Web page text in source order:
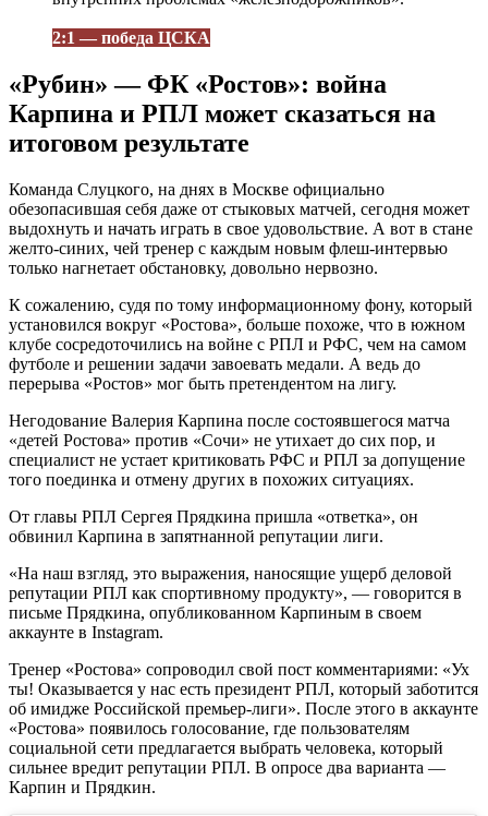
2:1 — победа ЦСКА
«Рубин» — ФК «Ростов»: война
Карпина и РПЛ может сказаться на
итоговом результате
Команда Слуцкого, на днях в Москве официально
обезопасившая себя даже от стыковых матчей, сегодня может
выдохнуть и начать играть в свое удовольствие. А вот в стане
желто-синих, чей тренер с каждым новым флеш-интервью
только нагнетает обстановку, довольно нервозно.
К сожалению, судя по тому информационному фону, который
установился вокруг «Ростова», больше похоже, что в южном
клубе сосредоточились на войне с РПЛ и РФС, чем на самом
футболе и решении задачи завоевать медали. А ведь до
перерыва «Ростов» мог быть претендентом на лигу.
Негодование Валерия Карпина после состоявшегося матча
«детей Ростова» против «Сочи» не утихает до сих пор, и
специалист не устает критиковать РФС и РПЛ за допущение
того поединка и отмену других в похожих ситуациях.
От главы РПЛ Сергея Прядкина пришла «ответка», он
обвинил Карпина в запятнанной репутации лиги.
«На наш взгляд, это выражения, наносящие ущерб деловой
репутации РПЛ как спортивному продукту», — говорится в
письме Прядкина, опубликованном Карпиным в своем
аккаунте в Instagram.
Тренер «Ростова» сопроводил свой пост комментариями: «Ух
ты! Оказывается у нас есть президент РПЛ, который заботится
об имидже Российской премьер-лиги». После этого в аккаунте
«Ростова» появилось голосование, где пользователям
социальной сети предлагается выбрать человека, который
сильнее вредит репутации РПЛ. В опросе два варианта —
Карпин и Прядкин.